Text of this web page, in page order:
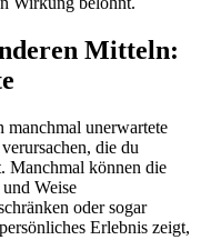
Mitteln:
unerwartete
die du
Manchmal⁣ können die
Weise
oder‌ sogar
Erlebnis zeigt,